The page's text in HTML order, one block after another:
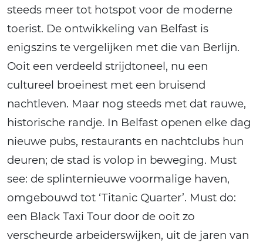
steeds meer tot hotspot voor de moderne
toerist. De ontwikkeling van Belfast is
enigszins te vergelijken met die van Berlijn.
Ooit een verdeeld strijdtoneel, nu een
cultureel broeinest met een bruisend
nachtleven. Maar nog steeds met dat rauwe,
historische randje. In Belfast openen elke dag
nieuwe pubs, restaurants en nachtclubs hun
deuren; de stad is volop in beweging. Must
see: de splinternieuwe voormalige haven,
omgebouwd tot ‘Titanic Quarter’. Must do:
een Black Taxi Tour door de ooit zo
verscheurde arbeiderswijken, uit de jaren van